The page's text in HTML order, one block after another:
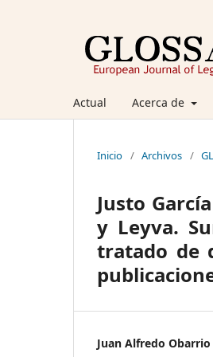
Actual Acerca de
Inicio / Archivos /
Justo
y Leyva.
tratado de
Juan Alfredo Obarrio